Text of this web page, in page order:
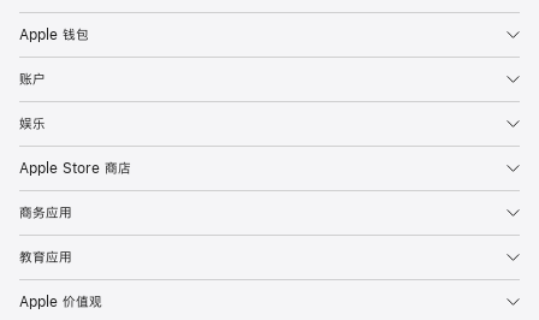
Apple 钱包
账户
娱乐
Apple Store 商店
商务应用
教育应用
Apple 价值观